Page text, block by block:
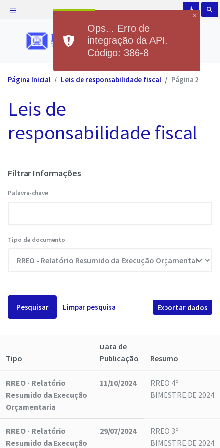
accessible search
Página Inicial Leis de responsabilidade fiscal Página 2
Leis de
responsabilidade fiscal
Filtrar Informações
Palavra-chave
Tipo de documento
Pesquisar Limpar pesquisa Exportar dados
Tipo
Data de
Publicação
Resumo
RREO - Relatório
Resumido da Execução
Orçamentaria
11/10/2024
RREO 4º
BIMESTRE DE 2024
RREO - Relatório
Resumido da Execução
29/07/2024
RREO 3º
BIMESTRE DE 2024
×
Ops... Erro de
integração da API.
Código: 386-8